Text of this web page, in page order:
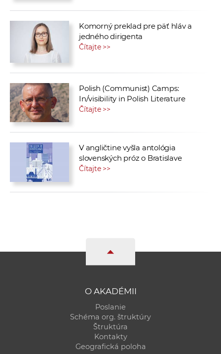
Komorný preklad pre päť hláv a
jedného dirigenta
Čítajte >>
Polish (Communist) Camps:
In/visibility in Polish Literature
Čítajte >>
V angličtine vyšla antológia
slovenských próz o Bratislave
Čítajte >>
O AKADÉMII
Poslanie
Schéma org. štruktúry
Štruktúra
Kontakty
Geografická poloha